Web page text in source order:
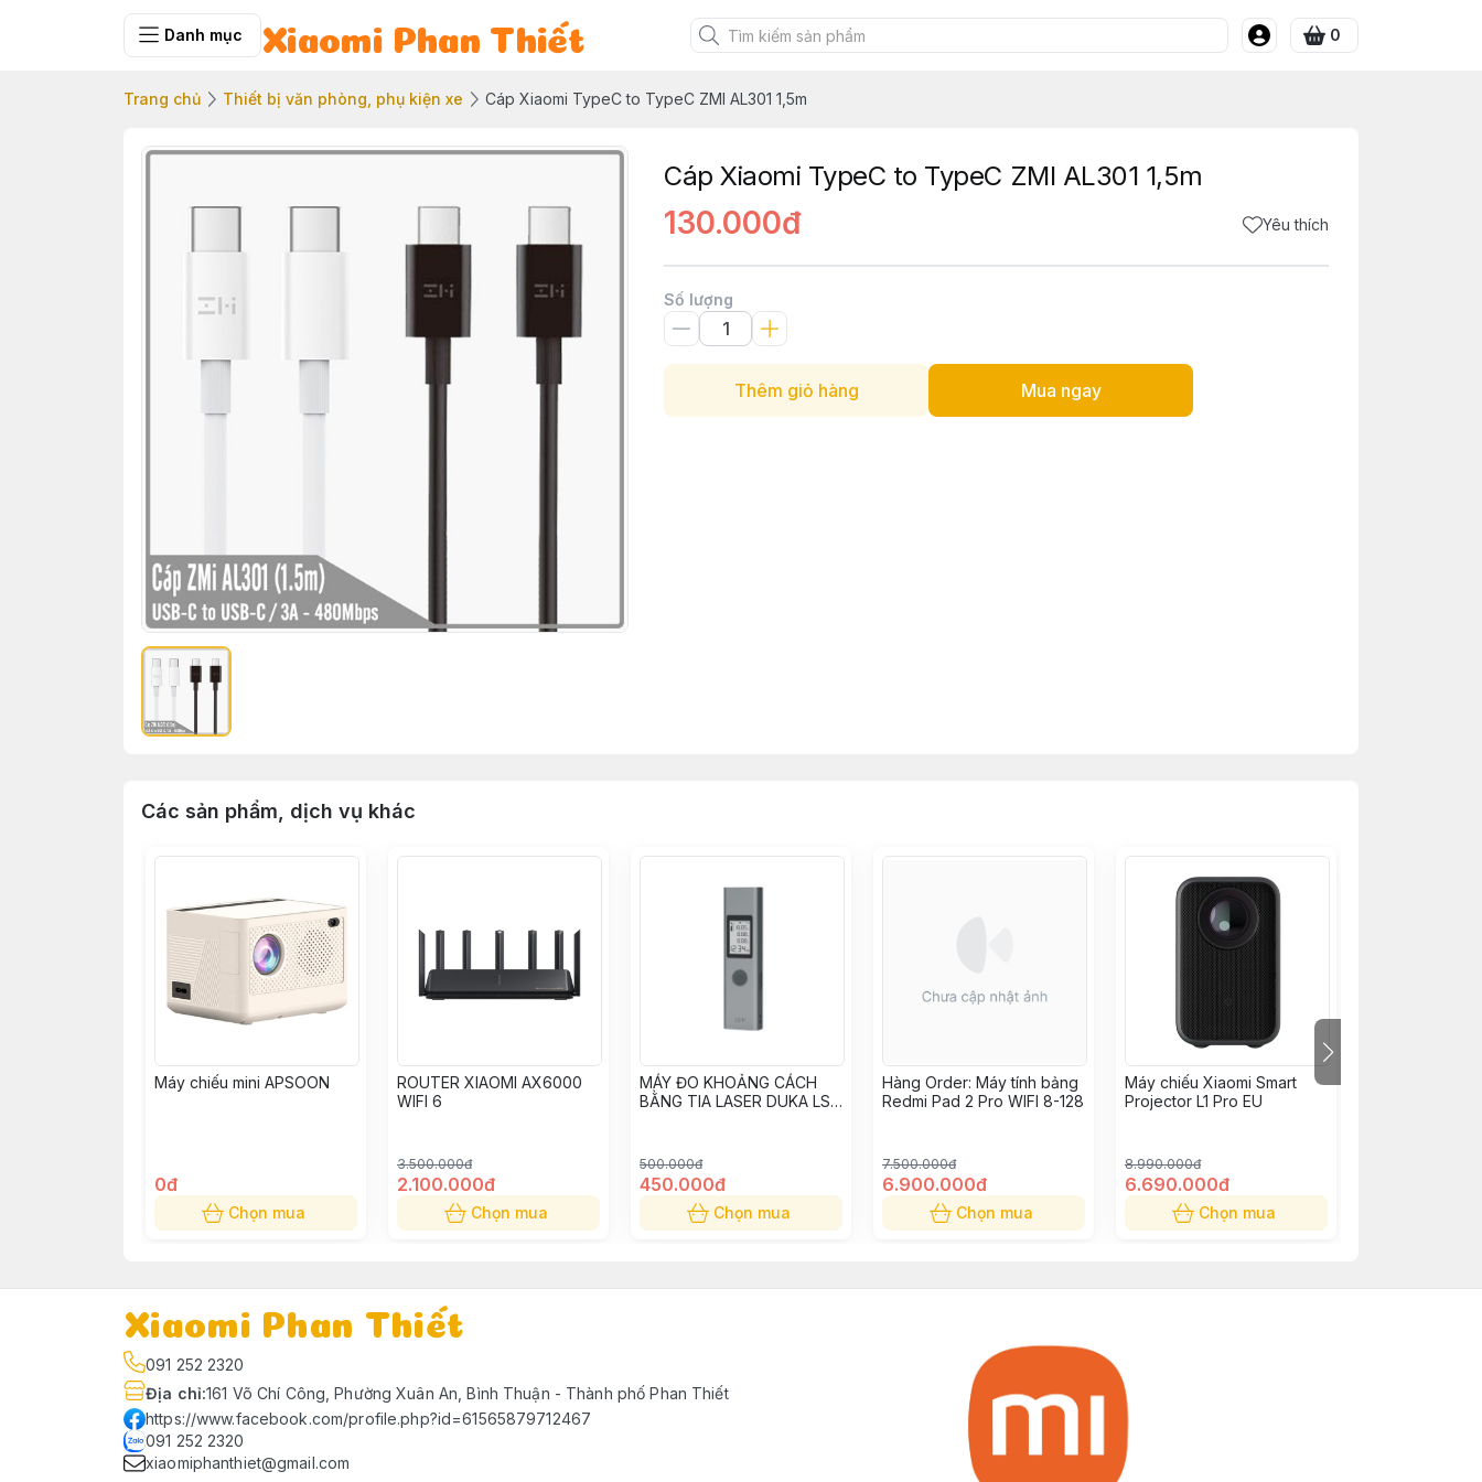
Danh mục Xiaomi Phan Thiết 0
Trang chủ Thiết bị văn phòng, phụ kiện xe Cáp Xiaomi TypeC to TypeC ZMI AL301 1,5m
Cáp Xiaomi TypeC to TypeC ZMI AL301 1,5m
130.000đ Yêu thích
Số lượng
Thêm giỏ hàng Mua ngay
Các sản phẩm, dịch vụ khác
Máy chiếu mini APSOON
0đ
Chọn mua
ROUTER XIAOMI AX6000
WIFI 6
3.500.000đ
2.100.000đ
Chọn mua
MÁY ĐO KHOẢNG CÁCH
BẰNG TIA LASER DUKA LS-
500.000đ
450.000đ
Chọn mua
Hàng Order: Máy tính bảng
Redmi Pad 2 Pro WIFI 8-128
7.500.000đ
6.900.000đ
Chọn mua
Máy chiếu Xiaomi Smart
Projector L1 Pro EU
8.990.000đ
6.690.000đ
Chọn mua
Xiaomi Phan Thiết
091 252 2320
Địa chỉ:161 Võ Chí Công, Phường Xuân An, Bình Thuận - Thành phố Phan Thiết
https://www.facebook.com/profile.php?id=61565879712467
091 252 2320
xiaomiphanthiet@gmail.com